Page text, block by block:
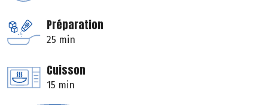
Préparation
25 min
Cuisson
15 min